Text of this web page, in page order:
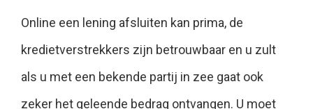
Online een lening afsluiten kan prima, de
kredietverstrekkers zijn betrouwbaar en u zult
als u met een bekende partij in zee gaat ook
zeker het geleende bedrag ontvangen. U moet